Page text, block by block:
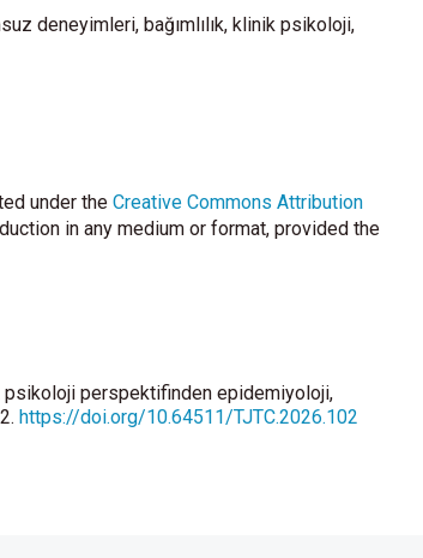
deneyimleri, bağımlılık, klinik psikoloji,
under the Creative Commons Attribution
in any medium or format, provided the
psikoloji perspektifinden epidemiyoloji,
https://doi.org/10.64511/TJTC.2026.102